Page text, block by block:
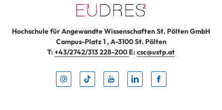
Hochschule für Angewandte Wissenschaften St. Pölten GmbH
Campus-Platz 1,A-3100St. Pölten
T:+43/2742/313 228-200 E:csc@ustp.at